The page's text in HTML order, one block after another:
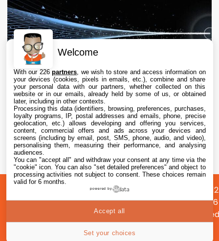
Meta lance Muse Code, son agent IA Vibe
Coding pour macOS et Linux
6 Aug. 2026 • 11:15
propos
Préférences
cookies
Confidentialité
©
2026
|
Welcome
With our 226partners , we wish to store and access information on
your devices (cookies, pixels in emails, etc.), combine and share
your personal data with our partners, whether collected on this
website or in our emails, already held by some of us, or obtained
later, including in other contexts.
Processing this data (identifiers, browsing, preferences, purchases,
loyalty programs, IP, postal addresses and emails, phone, precise
geolocation, etc.) allows developing and offering you services,
content, commercial offers and ads across your devices and
screens (including by email, post, SMS, phone, audio, and video),
personalising them, measuring their performance, and analysing
audiences.
You can "accept all" and withdraw your consent at any time via the
"cookie" icon. You can also "set detailed preferences" and object to
processing activities not subject to consent. These choices remain
valid for 6 months.
powered by
Set your choices
Accept all